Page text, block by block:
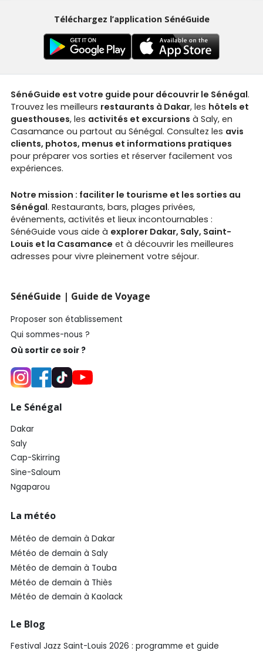
Téléchargez l’application SénéGuide
SénéGuide est votre guide pour découvrir le Sénégal.
Trouvez les meilleurs restaurants à Dakar, les hôtels et
guesthouses, les activités et excursions à Saly, en
Casamance ou partout au Sénégal. Consultez les avis
clients, photos, menus et informations pratiques
pour préparer vos sorties et réserver facilement vos
expériences.
Notre mission : faciliter le tourisme et les sorties au
Sénégal. Restaurants, bars, plages privées,
événements, activités et lieux incontournables :
SénéGuide vous aide à explorer Dakar, Saly, Saint-
Louis et la Casamance et à découvrir les meilleures
adresses pour vivre pleinement votre séjour.
SénéGuide | Guide de Voyage
Proposer son établissement
Qui sommes-nous ?
Où sortir ce soir ?
Le Sénégal
Dakar
Saly
Cap-Skirring
Sine-Saloum
Ngaparou
La météo
Météo de demain à Dakar
Météo de demain à Saly
Météo de demain à Touba
Météo de demain à Thiès
Météo de demain à Kaolack
Le Blog
Festival Jazz Saint-Louis 2026 : programme et guide